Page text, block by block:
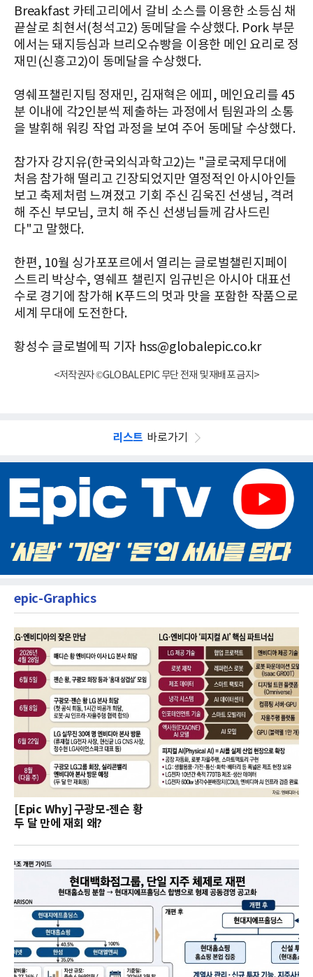
Breakfast 카테고리에서 갈비 소스를 이용한 소등심 채
끝살로 최현서(청석고2) 동메달을 수상했다. Pork 부문
에서는 돼지등심과 브리오슈빵을 이용한 메인 요리로 정
재민(신흥고2)이 동메달을 수상했다.
영쉐프챌린지팀 정재민, 김재혁은 에피, 메인요리를 45
분 이내에 각2인분씩 제출하는 과정에서 팀원과의 소통
을 발휘해 워킹 작업 과정을 보여 주어 동메달 수상했다.
참가자 강지유(한국외식과학고2)는 "글로국제무대에
처음 참가해 떨리고 긴장되었지만 열정적인 아시아인들
보고 축제처럼 느껴졌고 기회 주신 김욱진 선생님, 격려
해 주신 부모님, 코치 해 주신 선생님들께 감사드린
다"고 말했다.
한편, 10월 싱가포포르에서 열리는 글로벌챌린지페이
스트리 박상수, 영쉐프 챌린지 임규빈은 아시아 대표선
수로 경기에 참가해 K푸드의 멋과 맛을 포함한 작품으로
세계 무대에 도전한다.
황성수 글로벌에픽 기자 hss@globalepic.co.kr
<저작권자 ©GLOBALEPIC 무단 전재 및 재배포 금지>
리스트 바로가기
epic-Graphics
[Epic Why] 구광모-젠슨 황
두 달 만에 재회 왜?